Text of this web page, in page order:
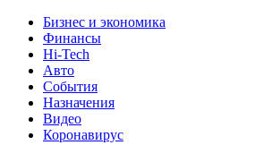
Бизнес и экономика
Финансы
Hi-Tech
Авто
События
Назначения
Видео
Коронавирус